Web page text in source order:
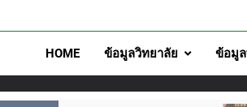
HOME ข้อมูลวิทยาลัย ข้อมู